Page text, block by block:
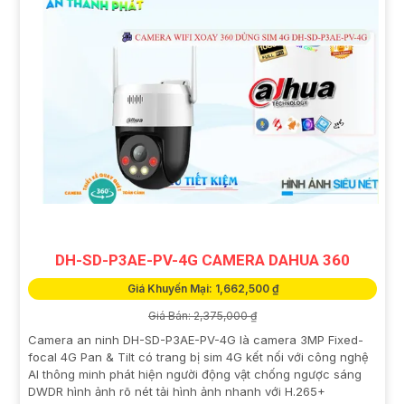
DH-SD-P3AE-PV-4G CAMERA DAHUA 360
Giá Khuyến Mại: 1,662,500 ₫
Giá Bán: 2,375,000 ₫
Camera an ninh DH-SD-P3AE-PV-4G là camera 3MP Fixed-
focal 4G Pan & Tilt có trang bị sim 4G kết nối với công nghệ
AI thông minh phát hiện người động vật chống ngược sáng
DWDR hình ảnh rõ nét tải hình ảnh nhanh với H.265+